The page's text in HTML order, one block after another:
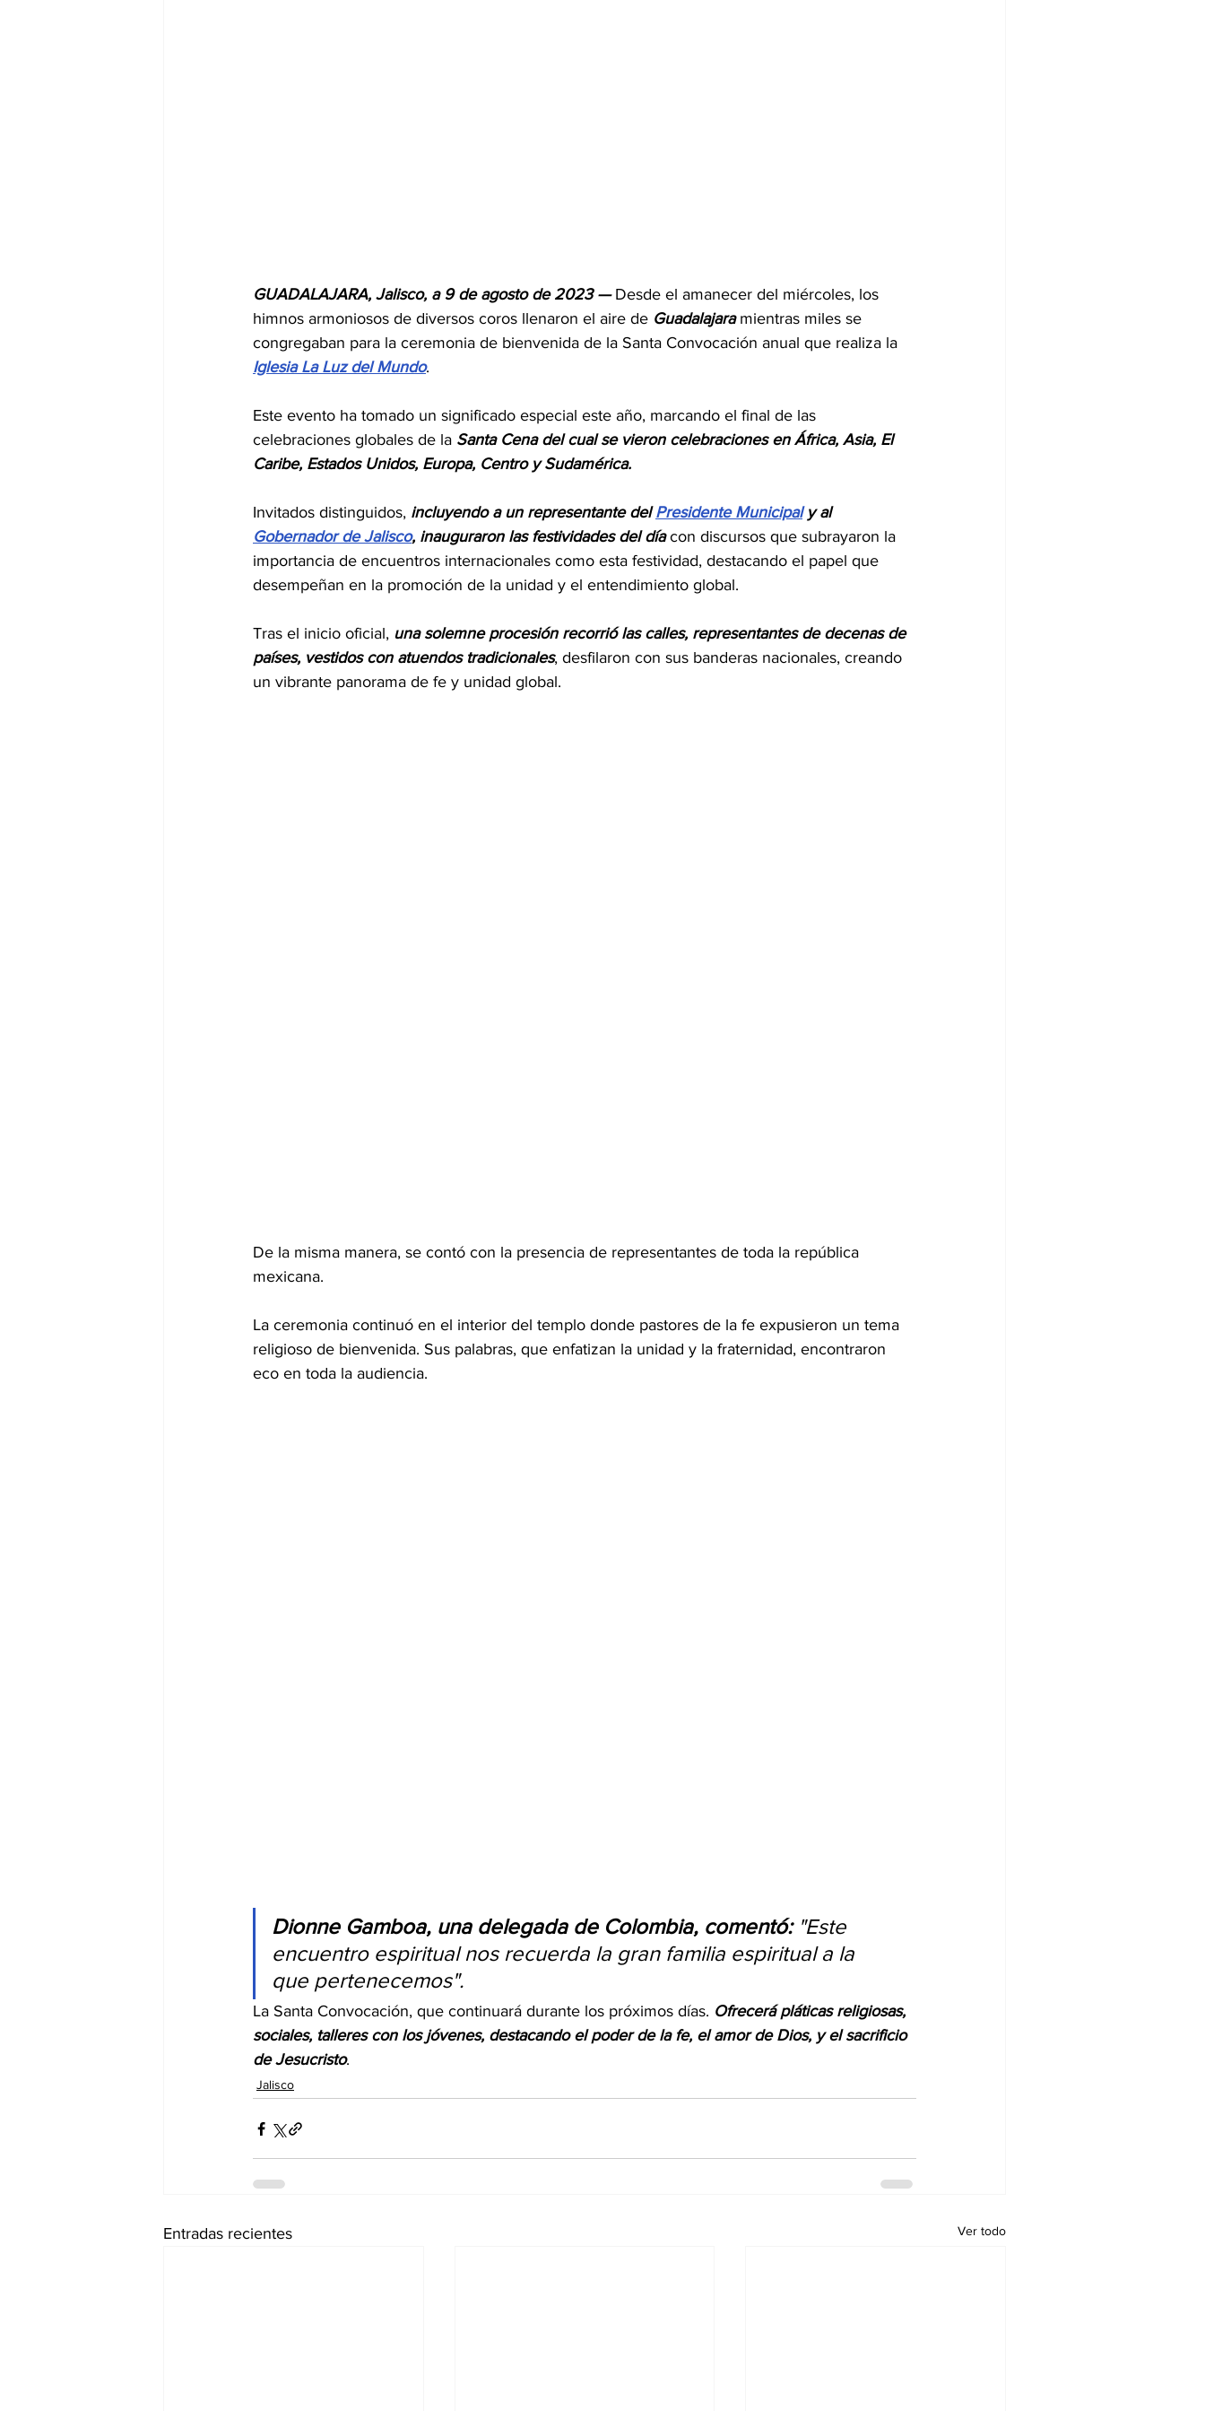
GUADALAJARA, Jalisco, a 9 de agosto de 2023 — Desde el amanecer del miércoles, los
himnos armoniosos de diversos coros llenaron el aire de Guadalajara mientras miles se
congregaban para la ceremonia de bienvenida de la Santa Convocación anual que realiza la
Iglesia La Luz del Mundo.
Este evento ha tomado un significado especial este año, marcando el final de las
celebraciones globales de la Santa Cena del cual se vieron celebraciones en África, Asia, El
Caribe, Estados Unidos, Europa, Centro y Sudamérica.
Invitados distinguidos, incluyendo a un representante del Presidente Municipal y al
Gobernador de Jalisco, inauguraron las festividades del día con discursos que subrayaron la
importancia de encuentros internacionales como esta festividad, destacando el papel que
desempeñan en la promoción de la unidad y el entendimiento global.
Tras el inicio oficial, una solemne procesión recorrió las calles, representantes de decenas de
países, vestidos con atuendos tradicionales, desfilaron con sus banderas nacionales, creando
un vibrante panorama de fe y unidad global.
De la misma manera, se contó con la presencia de representantes de toda la república
mexicana.
La ceremonia continuó en el interior del templo donde pastores de la fe expusieron un tema
religioso de bienvenida. Sus palabras, que enfatizan la unidad y la fraternidad, encontraron
eco en toda la audiencia.
Dionne Gamboa, una delegada de Colombia, comentó: "Este
encuentro espiritual nos recuerda la gran familia espiritual a la
que pertenecemos".
La Santa Convocación, que continuará durante los próximos días. Ofrecerá pláticas religiosas,
sociales, talleres con los jóvenes, destacando el poder de la fe, el amor de Dios, y el sacrificio
de Jesucristo.
Jalisco
Entradas recientes Ver todo